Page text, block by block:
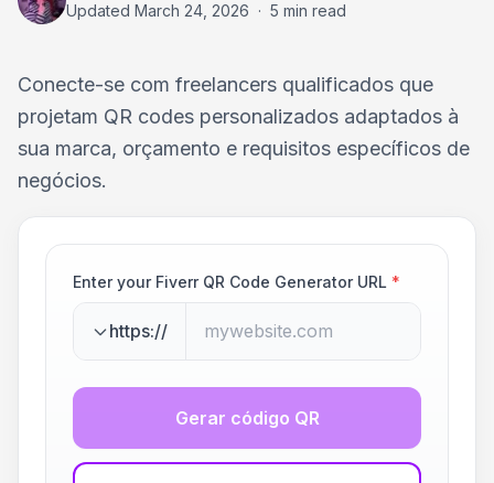
Updated March 24, 2026 · 5 min read
Conecte-se com freelancers qualificados que
projetam QR codes personalizados adaptados à
sua marca, orçamento e requisitos específicos de
negócios.
Enter your Fiverr QR Code Generator URL *
https://
Gerar código QR